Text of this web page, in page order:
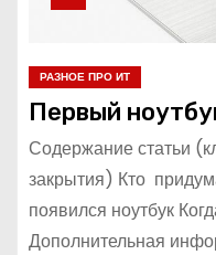
РАЗНОЕ ПРО ИТ
Первый
Содержание статьи
закрытия) Кто
появился ноутбук
Дополнительная